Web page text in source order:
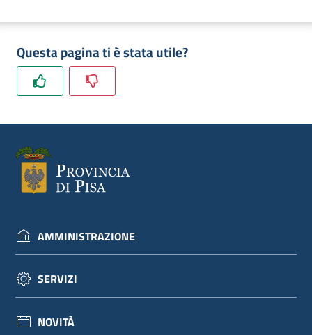
Questa pagina ti è stata utile?
AMMINISTRAZIONE
SERVIZI
NOVITÀ